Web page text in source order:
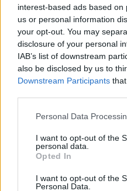
interest-based ads based
us or personal information
your opt-out. You may
disclosure of your personal
IAB’s list of downstream
also be disclosed by us to
Downstream Participants
Please note that this
not limited to your visit or
grant or deny consent to
use your data for below
consent section.
Personal Data
I want to opt-out of the
personal data.
Opted In
I want to opt-out of the
Personal Data.
Mivel új a meló így még
tökéletes.
Az egyik spinning
mindegyik. Illetve a
Szombaton ...
Változások
2011. január 25.
A hétvégét sajnos edzés
értékelnem, mivel nem
Két napos oktatáson